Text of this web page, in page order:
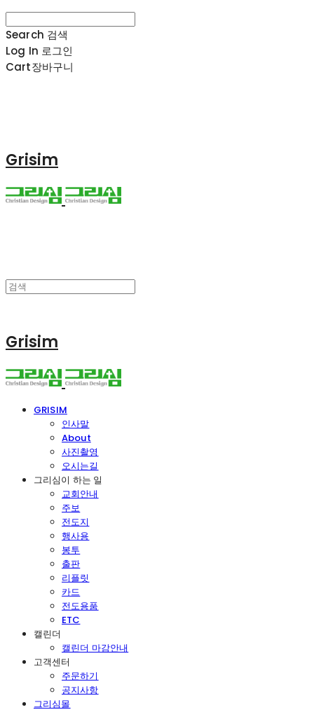
Search 검색
Log In 로그인
Cart장바구니
Grisim
Grisim
GRISIM
인사말
About
사진촬영
오시는길
그리심이 하는 일
교회안내
주보
전도지
행사용
봉투
출판
리플릿
카드
전도용품
ETC
캘린더
캘린더 마감안내
고객센터
주문하기
공지사항
그리심몰